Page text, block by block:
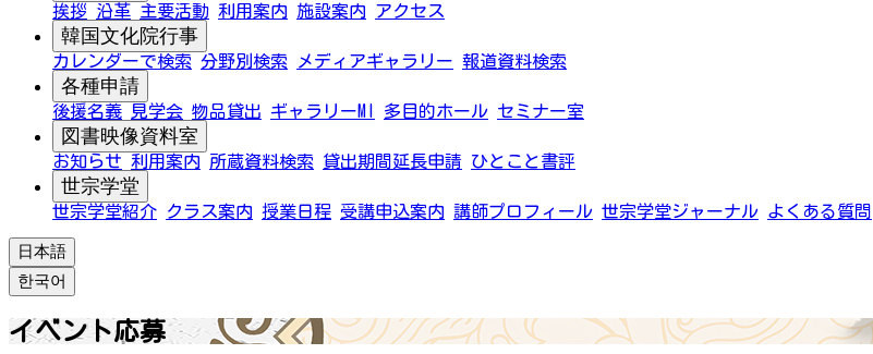
挨拶 沿革 主要活動 利用案内 施設案内 アクセス
韓国文化院行事
カレンダーで検索 分野別検索 メディアギャラリー 報道資料検索
各種申請
後援名義 見学会 物品貸出 ギャラリーMI 多目的ホール セミナー室
図書映像資料室
お知らせ 利用案内 所蔵資料検索 貸出期間延長申請 ひとこと書評
世宗学堂
世宗学堂紹介 クラス案内 授業日程 受講申込案内 講師プロフィール 世宗学堂ジャーナル よくある質問
日本語
한국어
イベント応募